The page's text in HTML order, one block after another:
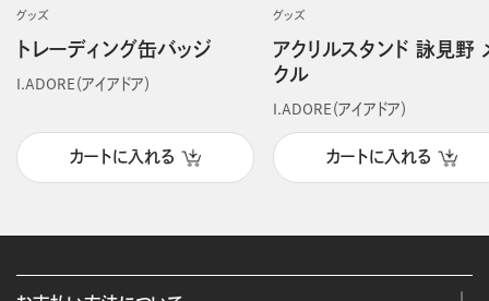
グッズ
トレーディング缶バッジ
I.ADORE（アイアドア）
カートに入れる
グッズ
アクリルスタンド 詠見野
クル
I.ADORE（アイアドア）
カートに入れる